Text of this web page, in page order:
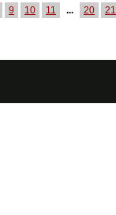
9 10 11 ... 20 21